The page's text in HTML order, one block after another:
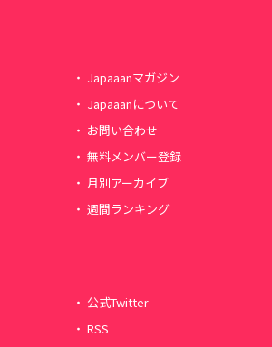
Japaaanマガジン
Japaaanについて
お問い合わせ
無料メンバー登録
月別アーカイブ
週間ランキング
公式Twitter
RSS